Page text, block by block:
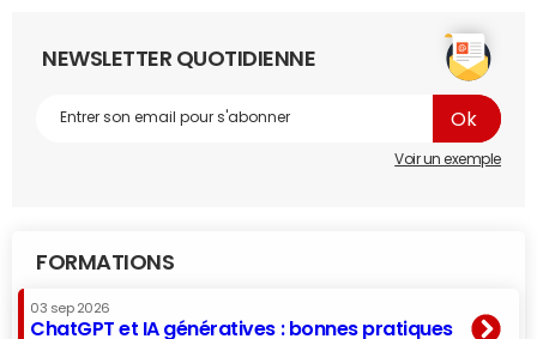
NEWSLETTER QUOTIDIENNE
Voir un exemple
FORMATIONS
03 sep 2026
ChatGPT et IA génératives : bonnes pratiques